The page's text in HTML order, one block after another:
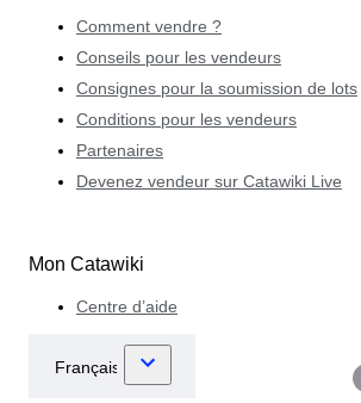
Comment vendre ?
Conseils pour les vendeurs
Consignes pour la soumission de lots
Conditions pour les vendeurs
Partenaires
Devenez vendeur sur Catawiki Live
Mon Catawiki
Centre d’aide